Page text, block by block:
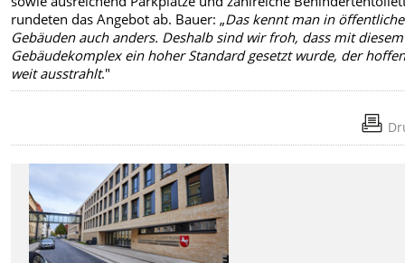
rundeten das Angebot ab. Bauer: „Das kennt man in
Gebäuden auch anders. Deshalb sind wir froh, dass mit diesem
Gebäudekomplex ein hoher Standard gesetzt wurde, der
weit ausstrahlt."